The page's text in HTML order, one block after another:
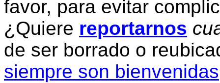
favor, para evitar
¿Quiere reportarnos
de ser borrado o
siempre son bienvenidas